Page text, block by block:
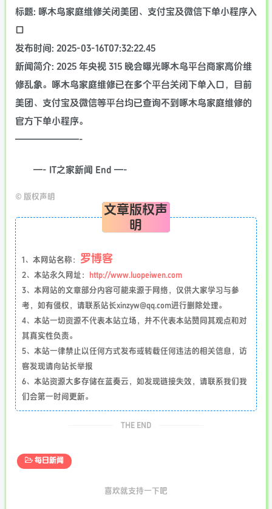
标题: 啄木鸟家庭维修关闭美团、支付宝及微信下单小程序入
口
发布时间: 2025-03-16T07:32:22.45
新闻简介: 2025 年央视 315 晚会曝光啄木鸟平台商家高价维
修乱象。啄木鸟家庭维修已在多个平台关闭下单入口，目前
美团、支付宝及微信等平台均已查询不到啄木鸟家庭维修的
官方下单小程序。
———————-
—- IT之家新闻 End —-
© 版权声明
文章版权声
明
1、本网站名称： 罗博客
2、本站永久网址：
http://www.luopeiwen.com
3、本网站的文章部分内容可能来源于网络，仅供大家学习与参
考，如有侵权，请联系站长xinzyw@qq.com进行删除处理。
4、本站一切资源不代表本站立场，并不代表本站赞同其观点和对
其真实性负责。
5、本站一律禁止以任何方式发布或转载任何违法的相关信息，访
客发现请向站长举报
6、本站资源大多存储在蓝奏云，如发现链接失效，请联系我们我
们会第一时间更新。
THE END
每日新闻
喜欢就支持一下吧